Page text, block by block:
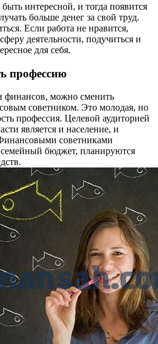
интересной, и тогда появится
больше денег за свой труд.
Если работа не нравится,
деятельности, подучиться и
для себя.
профессию
финансов, можно сменить
советником. Это молодая, но
профессия. Целевой аудиторией
является и население, и
советниками
бюджет, планируются